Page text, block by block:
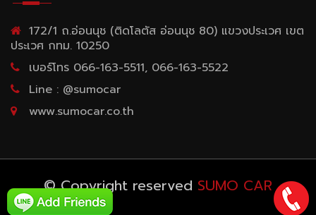
172/1 ถ.อ่อนนุช (ติดโลตัส อ่อนนุช 80) แขวงประเวศ เขต
ประเวศ กทม. 10250
เบอร์โทร 066-163-5511, 066-163-5522
Line : @sumocar
www.sumocar.co.th
© Copyright reserved SUMO CAR